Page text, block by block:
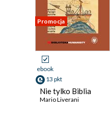
Promocja
ebook
13 pkt
Nie tylko Biblia
Mario Liverani